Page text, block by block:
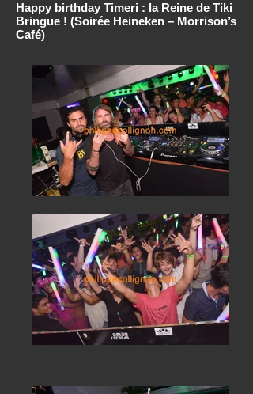
Happy birthday Timeri : la Reine de Tiki
Bringue ! (Soirée Heineken – Morrison’s
Café)